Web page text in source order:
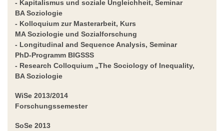
- Kapitalismus und soziale Ungleichheit, Seminar
BA Soziologie
- Kolloquium zur Masterarbeit, Kurs
MA Soziologie und Sozialforschung
- Longitudinal and Sequence Analysis, Seminar
PhD-Programm BIGSSS
- Research Colloquium „The Sociology of Inequality,
BA Soziologie
WiSe 2013/2014
Forschungssemester
SoSe 2013